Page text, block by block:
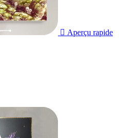
 Aperçu rapide